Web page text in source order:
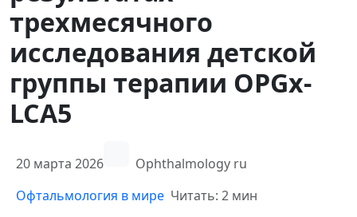
трехмесячного
исследования детской
группы терапии OPGx-
LCA5
20 марта 2026
Ophthalmology ru
Офтальмология в мире Читать: 2 мин